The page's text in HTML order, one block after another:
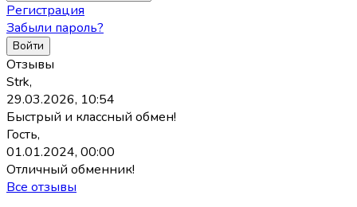
Регистрация
Забыли пароль?
Отзывы
Strk,
29.03.2026, 10:54
Быстрый и классный обмен!
Гость,
01.01.2024, 00:00
Отличный обменник!
Все отзывы